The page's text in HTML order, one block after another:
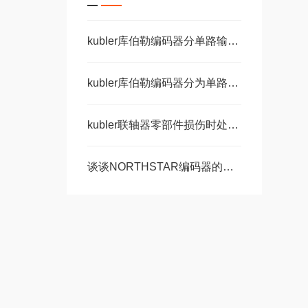
kubler库伯勒编码器分单路输出和双路输出
kubler库伯勒编码器分为单路输出和双路输出两种
kubler联轴器零部件损伤时处理步骤讲解
谈谈NORTHSTAR编码器的常见故障